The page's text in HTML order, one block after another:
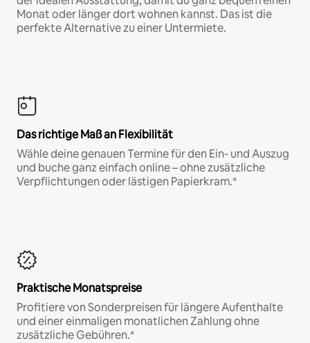
Monat oder länger dort wohnen kannst. Das ist die
perfekte Alternative zu einer Untermiete.
Das richtige Maß an Flexibilität
Wähle deine genauen Termine für den Ein- und Auszug
und buche ganz einfach online – ohne zusätzliche
Verpflichtungen oder lästigen Papierkram.*
Praktische Monatspreise
Profitiere von Sonderpreisen für längere Aufenthalte
und einer einmaligen monatlichen Zahlung ohne
zusätzliche Gebühren.*